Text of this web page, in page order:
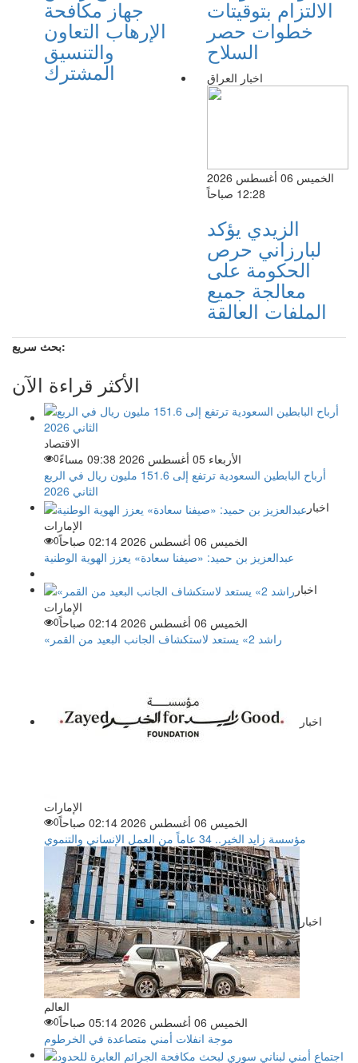
جهاز مكافحة
الإرهاب التعاون
والتنسيق
المشترك
الالتزام بتوقيتات
خطوات حصر
السلاح
اخبار العراق
الخميس 06 أغسطس 2026
12:28 صباحاً
الزيدي يؤكد
لبارزاني حرص
الحكومة على
معالجة جميع
الملفات العالقة
بحث سريع:
الأكثر قراءة الآن
الاقتصاد
الأربعاء 05 أغسطس 2026 09:38 مساءً
0
أرباح البابطين السعودية ترتفع إلى 151.6 مليون ريال في الربع
الثاني 2026
اخبار
الإمارات
الخميس 06 أغسطس 2026 02:14 صباحاً
0
عبدالعزيز بن حميد: «صيفنا سعادة» يعزز الهوية الوطنية
اخبار
الإمارات
الخميس 06 أغسطس 2026 02:14 صباحاً
0
«راشد 2» يستعد لاستكشاف الجانب البعيد من القمر
اخبار
الإمارات
الخميس 06 أغسطس 2026 02:14 صباحاً
0
مؤسسة زايد الخير.. 34 عاماً من العمل الإنساني والتنموي
اخبار
العالم
الخميس 06 أغسطس 2026 05:14 صباحاً
0
موجة انفلات أمني متصاعدة في الخرطوم